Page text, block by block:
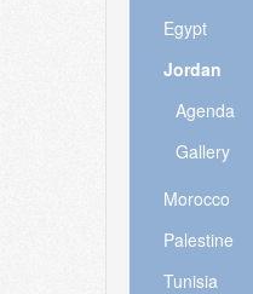
Egypt
Jordan
Agenda
Gallery
Morocco
Palestine
Tunisia